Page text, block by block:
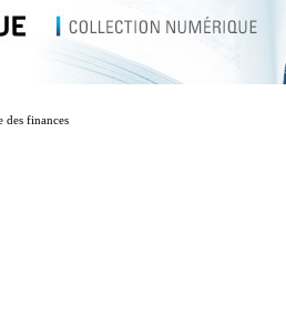
des finances